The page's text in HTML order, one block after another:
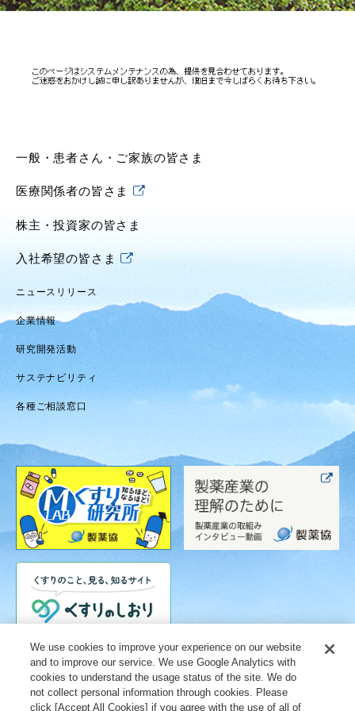
一般・患者さん・ご家族の皆さま
医療関係者の皆さま
株主・投資家の皆さま
入社希望の皆さま
ニュースリリース
企業情報
研究開発活動
サステナビリティ
各種ご相談窓口
We use cookies to improve your experience on our website
and to improve our service. We use Google Analytics with
cookies to understand the usage status of the site. We do
not collect personal information through cookies. Please
click [Accept All Cookies] if you agree with the use of all of